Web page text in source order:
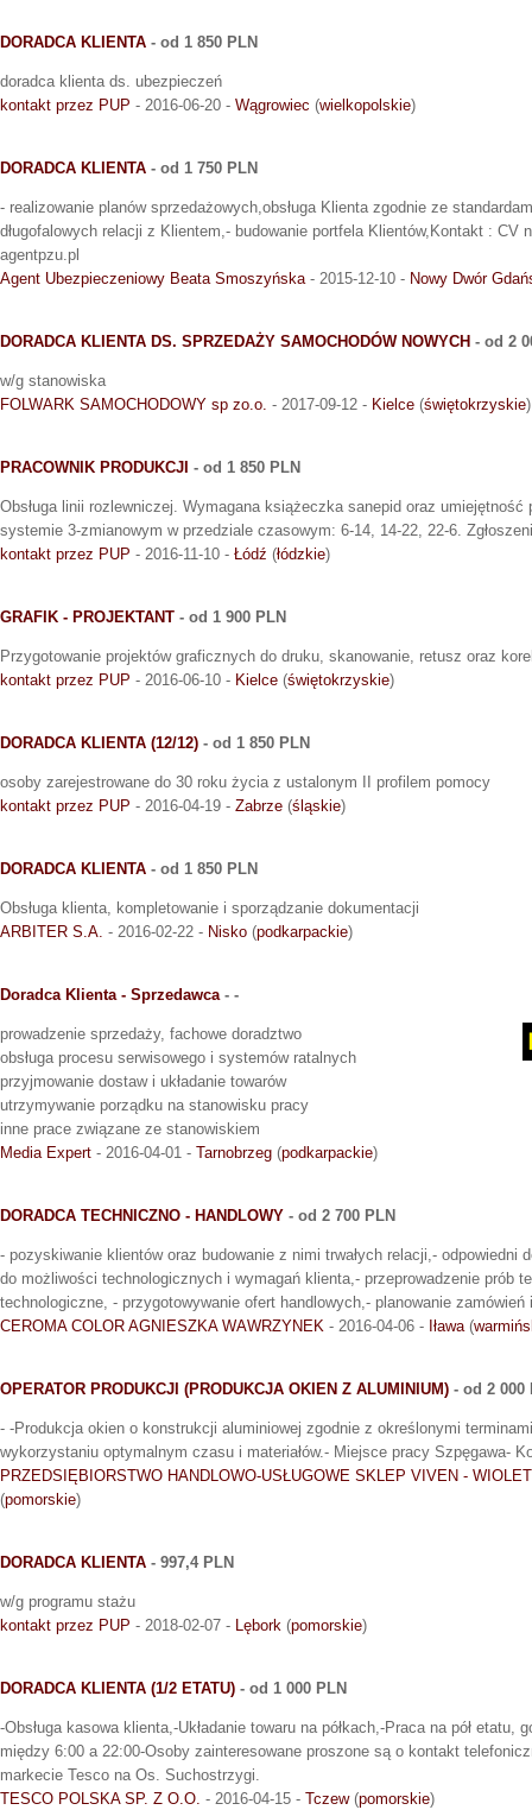
DORADCA KLIENTA - od 1 850 PLN
doradca klienta ds. ubezpieczeń
kontakt przez PUP - 2016-06-20 - Wągrowiec (wielkopolskie)
DORADCA KLIENTA - od 1 750 PLN
- realizowanie planów sprzedażowych,obsługa Klienta zgodnie ze
długofalowych relacji z Klientem,- budowanie portfela Klientów,Kontakt : CV
agentpzu.pl
Agent Ubezpieczeniowy Beata Smoszyńska- 2015-12-10 - Nowy Dwór
DORADCA KLIENTA DS. SPRZEDAŻY SAMOCHODÓW NOWYCH - od 2
w/g stanowiska
FOLWARK SAMOCHODOWY sp zo.o. - 2017-09-12 - Kielce (świętokrzyskie)
PRACOWNIK PRODUKCJI - od 1 850 PLN
Obsługa linii rozlewniczej. Wymagana książeczka sanepid oraz
systemie 3-zmianowym w przedziale czasowym: 6-14, 14-22, 22-6.
kontakt przez PUP - 2016-11-10 - Łódź (łódzkie)
GRAFIK - PROJEKTANT - od 1 900 PLN
Przygotowanie projektów graficznych do druku, skanowanie, retusz oraz
kontakt przez PUP - 2016-06-10 - Kielce (świętokrzyskie)
DORADCA KLIENTA (12/12) - od 1 850 PLN
osoby zarejestrowane do 30 roku życia z ustalonym II profilem pomocy
kontakt przez PUP - 2016-04-19 - Zabrze (śląskie)
DORADCA KLIENTA - od 1 850 PLN
Obsługa klienta, kompletowanie i sporządzanie dokumentacji
ARBITER S.A. - 2016-02-22 - Nisko (podkarpackie)
Doradca Klienta - Sprzedawca- -
prowadzenie sprzedaży, fachowe doradztwo
obsługa procesu serwisowego i systemów ratalnych
przyjmowanie dostaw i układanie towarów
utrzymywanie porządku na stanowisku pracy
inne prace związane ze stanowiskiem
Media Expert - 2016-04-01 - Tarnobrzeg (podkarpackie)
DORADCA TECHNICZNO - HANDLOWY - od 2 700 PLN
- pozyskiwanie klientów oraz budowanie z nimi trwałych relacji,- odpowiedni
do możliwości technologicznych i wymagań klienta,- przeprowadzenie prób
technologiczne, - przygotowywanie ofert handlowych,- planowanie
CEROMA COLOR AGNIESZKA WAWRZYNEK - 2016-04-06 - Iława(
OPERATOR PRODUKCJI (PRODUKCJA OKIEN Z ALUMINIUM) - od 2 000
- -Produkcja okien o konstrukcji aluminiowej zgodnie z określonymi
wykorzystaniu optymalnym czasu i materiałów.- Miejsce pracy Szpęgawa-
PRZEDSIĘBIORSTWO HANDLOWO-USŁUGOWE SKLEP VIVEN -
(pomorskie)
DORADCA KLIENTA - 997,4 PLN
w/g programu stażu
kontakt przez PUP - 2018-02-07 - Lębork (pomorskie)
DORADCA KLIENTA (1/2 ETATU) - od 1 000 PLN
-Obsługa kasowa klienta,-Układanie towaru na półkach,-Praca na pół etatu,
między 6:00 a 22:00-Osoby zainteresowane proszone są o kontakt
markecie Tesco na Os. Suchostrzygi.
TESCO POLSKA SP. Z O.O. - 2016-04-15 - Tczew(pomorskie)